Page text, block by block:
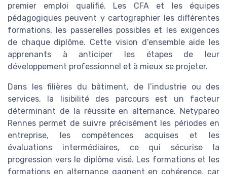
premier emploi qualifié. Les CFA et les équipes
pédagogiques peuvent y cartographier les différentes
formations, les passerelles possibles et les exigences
de chaque diplôme. Cette vision d’ensemble aide les
apprenants à anticiper les étapes de leur
développement professionnel et à mieux se projeter.
Dans les filières du bâtiment, de l’industrie ou des
services, la lisibilité des parcours est un facteur
déterminant de la réussite en alternance. Netypareo
Rennes permet de suivre précisément les périodes en
entreprise, les compétences acquises et les
évaluations intermédiaires, ce qui sécurise la
progression vers le diplôme visé. Les formations et les
formations en alternance gagnent en cohérence, car